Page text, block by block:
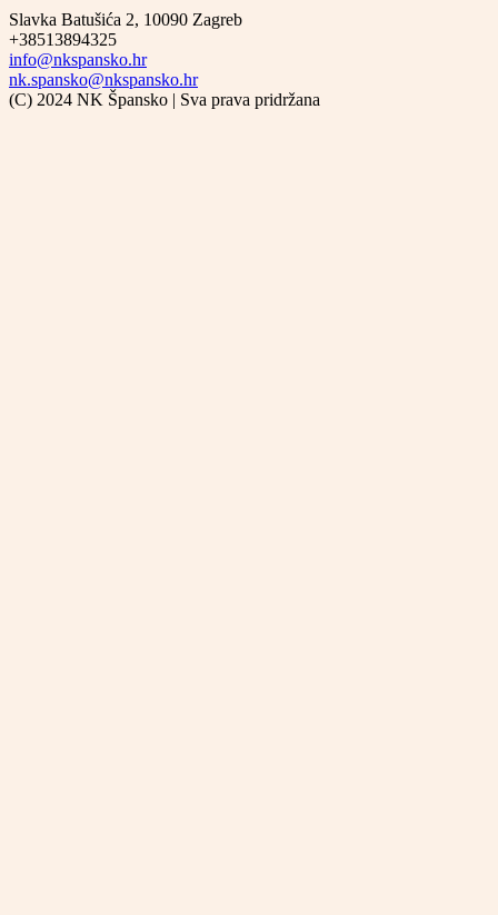
Slavka Batušića 2, 10090 Zagreb
+38513894325
info@nkspansko.hr
nk.spansko@nkspansko.hr
(C) 2024 NK Špansko | Sva prava pridržana